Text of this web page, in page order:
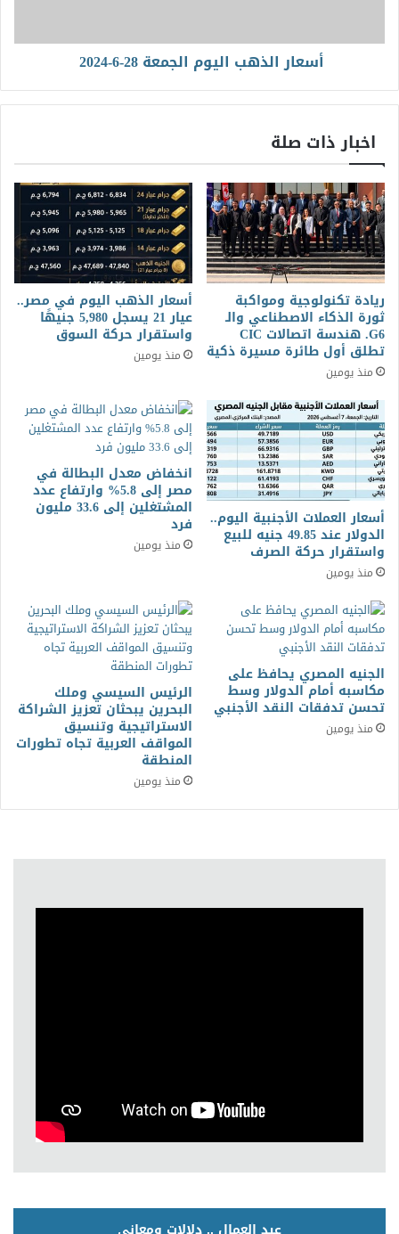
أسعار الذهب اليوم الجمعة 28-6-2024
اخبار ذات صلة
ريادة تكنولوجية ومواكبة
ثورة الذكاء الاصطناعي والـ
G6. هندسة اتصالات CIC
تطلق أول طائرة مسيرة ذكية
منذ يومين
أسعار الذهب اليوم في مصر..
عيار 21 يسجل 5,980 جنيهًا
واستقرار حركة السوق
منذ يومين
أسعار العملات الأجنبية اليوم..
الدولار عند 49.85 جنيه للبيع
واستقرار حركة الصرف
منذ يومين
انخفاض معدل البطالة في
مصر إلى 5.8% وارتفاع عدد
المشتغلين إلى 33.6 مليون
فرد
منذ يومين
الجنيه المصري يحافظ على
مكاسبه أمام الدولار وسط
تحسن تدفقات النقد الأجنبي
منذ يومين
الرئيس السيسي وملك
البحرين يبحثان تعزيز الشراكة
الاستراتيجية وتنسيق
المواقف العربية تجاه تطورات
المنطقة
منذ يومين